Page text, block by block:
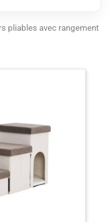
Conception
sûr et pratique
Chaque
est un
de
séparé qui
une solution
pour ranger les
pour
pliables avec rangement